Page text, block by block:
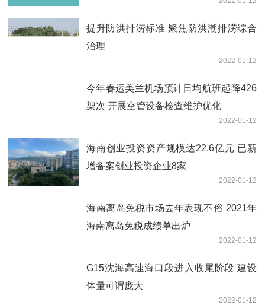
提升防洪排涝标准 聚焦防洪潮排涝综合
治理
2022-01-12
今年春运美兰机场预计日均航班起降426
架次 开展空管设备检查维护优化
2022-01-12
海南创业投资资产规模达22.6亿元 已新
增备案创业投资企业8家
2022-01-12
海南离岛免税市场去年表现不俗 2021年
海南离岛免税成绩单出炉
2022-01-12
G15沈海高速海口段进入收尾阶段 建设
体量可谓庞大
2022-01-12